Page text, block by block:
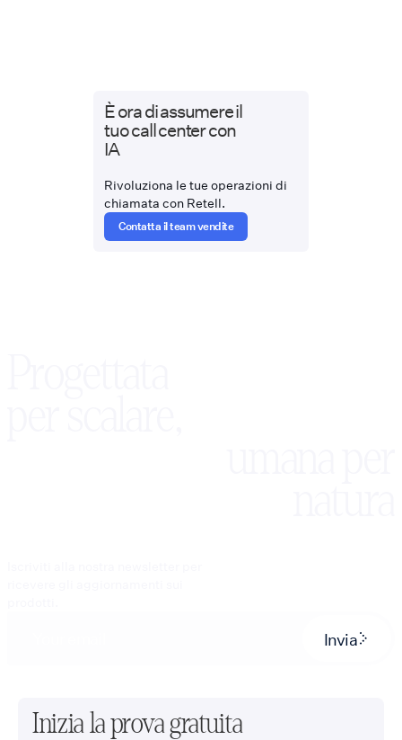
È ora di assumere il
tuo call center con
IA
Rivoluziona le tue operazioni di
chiamata con Retell.
Contatta il team vendite
Invia
Inizia la prova gratuita